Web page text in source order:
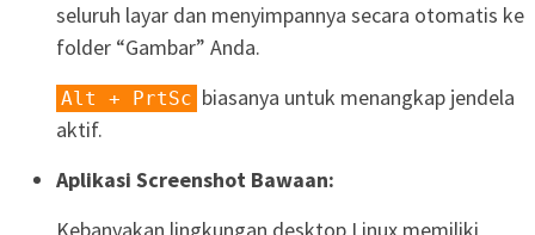
seluruh layar dan menyimpannya secara otomatis ke
folder “Gambar” Anda.
Alt + PrtSc biasanya untuk menangkap jendela
aktif.
Aplikasi Screenshot Bawaan: